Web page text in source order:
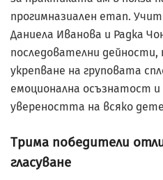
прогимназиален етап.
Даниела Иванова и Радка
последователни
укрепване на груповата
емоционална осъзнатост
увереността на всяко
Трима победители
гласуване